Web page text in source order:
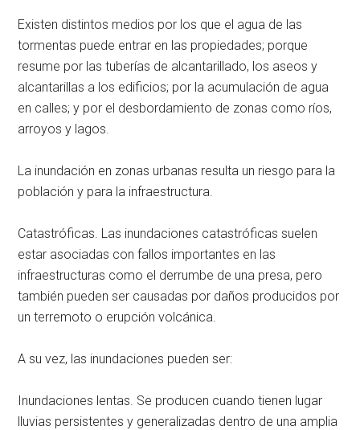
Existen distintos medios por los que el agua de las
tormentas puede entrar en las propiedades; porque
resume por las tuberías de alcantarillado, los aseos y
alcantarillas a los edificios; por la acumulación de agua
en calles; y por el desbordamiento de zonas como ríos,
arroyos y lagos.
La inundación en zonas urbanas resulta un riesgo para la
población y para la infraestructura.
Catastróficas. Las inundaciones catastróficas suelen
estar asociadas con fallos importantes en las
infraestructuras como el derrumbe de una presa, pero
también pueden ser causadas por daños producidos por
un terremoto o erupción volcánica.
A su vez, las inundaciones pueden ser:
Inundaciones lentas. Se producen cuando tienen lugar
lluvias persistentes y generalizadas dentro de una amplia